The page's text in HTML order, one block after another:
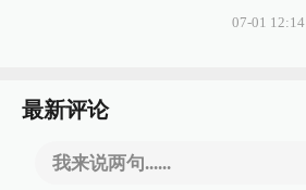
07-01 12:14
最新评论
我来说两句......